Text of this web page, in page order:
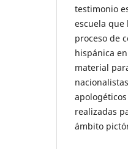
testimonio
escuela
proceso de
hispánica
material
realizadas
ámbito